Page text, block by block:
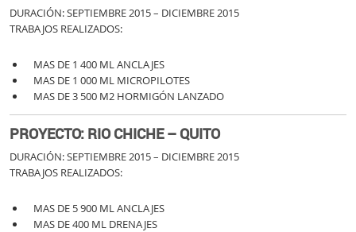
DURACIÓN: SEPTIEMBRE 2015 – DICIEMBRE 2015
TRABAJOS REALIZADOS:
MAS DE 1 400 ML ANCLAJES
MAS DE 1 000 ML MICROPILOTES
MAS DE 3 500 M2 HORMIGÓN LANZADO
PROYECTO: RIO CHICHE – QUITO
DURACIÓN: SEPTIEMBRE 2015 – DICIEMBRE 2015
TRABAJOS REALIZADOS:
MAS DE 5 900 ML ANCLAJES
MAS DE 400 ML DRENAJES